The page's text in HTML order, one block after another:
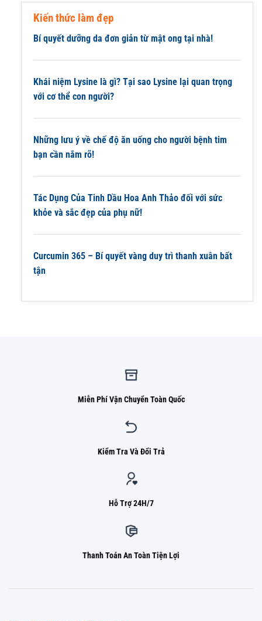
Kiến thức làm đẹp
Bí quyết dưỡng da đơn giản từ mật ong tại nhà!
Khái niệm Lysine là gì? Tại sao Lysine lại quan trọng
với cơ thể con người?
Những lưu ý về chế độ ăn uống cho người bệnh tim
bạn cần nắm rõ!
Tác Dụng Của Tinh Dầu Hoa Anh Thảo đối với sức
khỏe và sắc đẹp của phụ nữ!
Curcumin 365 – Bí quyết vàng duy trì thanh xuân bất
tận
Miễn Phí Vận Chuyển Toàn Quốc
Kiểm Tra Và Đổi Trả
Hỗ Trợ 24H/7
Thanh Toán An Toàn Tiện Lợi